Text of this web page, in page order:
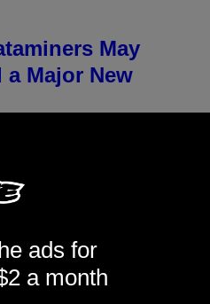
May
a Major New
IMAGES
ads for
a month